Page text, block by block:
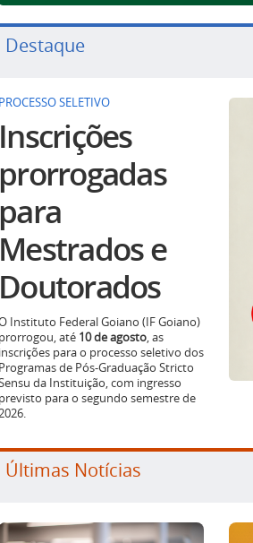
Destaque
PROCESSO SELETIVO
Inscrições
prorrogadas
para
Mestrados e
Doutorados
Instituto Federal Goiano (IF Goiano)
prorrogou, até 10 de agosto, as
inscrições para o processo seletivo dos
Programas de Pós-Graduação Stricto
da Instituição, com ingresso
previsto para o segundo semestre de
Últimas Notícias